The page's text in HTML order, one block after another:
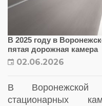
В 2025 году в
пятая дорожная камера
02.06.2026
В
стационарных